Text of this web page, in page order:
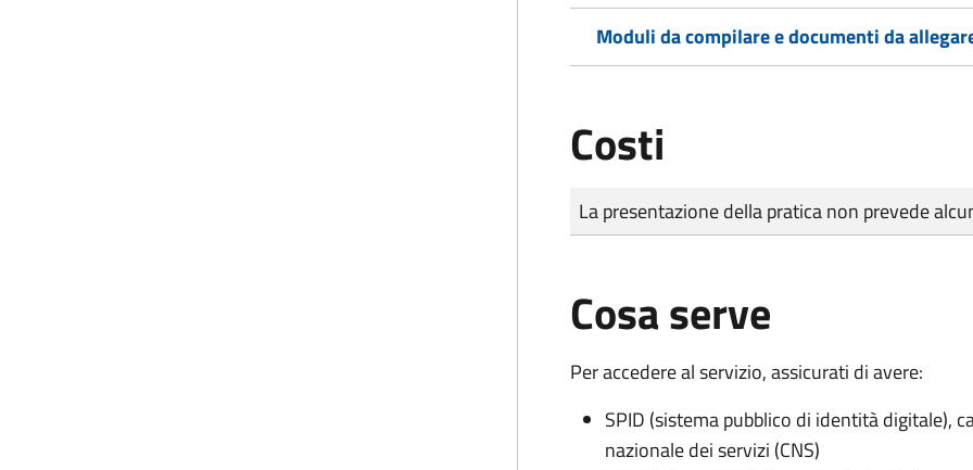
Moduli da compilare e documenti da
Costi
Tipo di pagamento
Importo
La presentazione della pratica non prevede
Cosa serve
Per accedere al servizio, assicurati di avere:
SPID (sistema pubblico di identità digitale),
nazionale dei servizi (CNS)